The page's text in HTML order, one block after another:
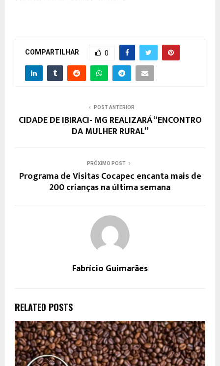
COMPARTILHAR 0
POST ANTERIOR
CIDADE DE IBIRACI- MG REALIZARÁ “ENCONTRO
DA MULHER RURAL”
PRÓXIMO POST
Programa de Visitas Cocapec encanta mais de
200 crianças na última semana
Fabrício Guimarães
RELATED POSTS